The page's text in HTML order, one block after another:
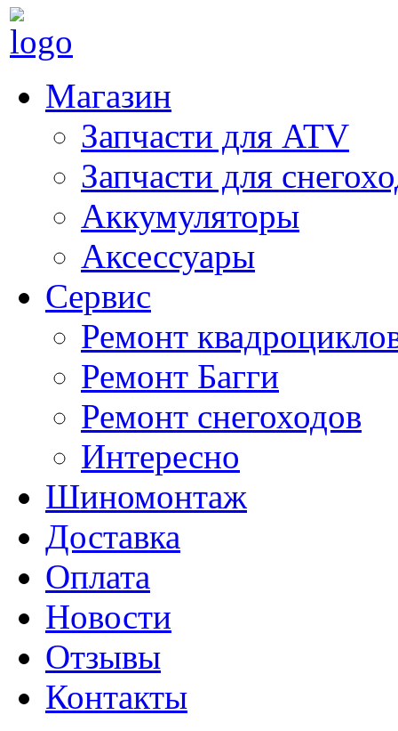
Магазин
Запчасти для ATV
Запчасти для
Аккумуляторы
Аксессуары
Сервис
Ремонт
Ремонт Багги
Ремонт снегоходов
Интересно
Шиномонтаж
Доставка
Оплата
Новости
Отзывы
Контакты